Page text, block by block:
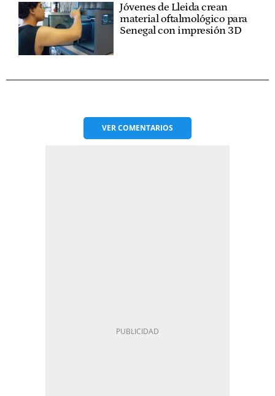
Jóvenes de Lleida crean
material oftalmológico para
Senegal con impresión 3D
VERCOMENTARIOS